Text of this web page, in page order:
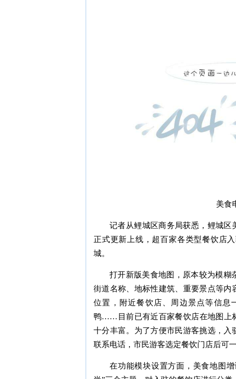
美食
记者从鲤城区商务局获悉，鲤城区
正式更新上线，超百家各类型餐饮店
城。
打开新版美食地图，原本较为模糊
街道名称、地标性建筑、重要景点等
位置，附近餐饮店、周边景点等信息
鸭……目前已有近百家餐饮店在地图上
十分丰富。为了方便市民游客挑选，
联系电话，市民游客选定餐饮门店后可
在功能模块设置方面，美食地图